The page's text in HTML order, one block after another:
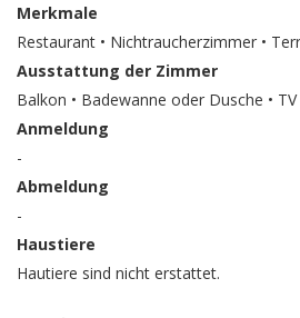
Merkmale
Restaurant • Nichtraucherzimmer •
Ausstattung der Zimmer
Balkon • Badewanne oder Dusche • TV
Anmeldung
-
Abmeldung
-
Haustiere
Hautiere sind nicht erstattet.